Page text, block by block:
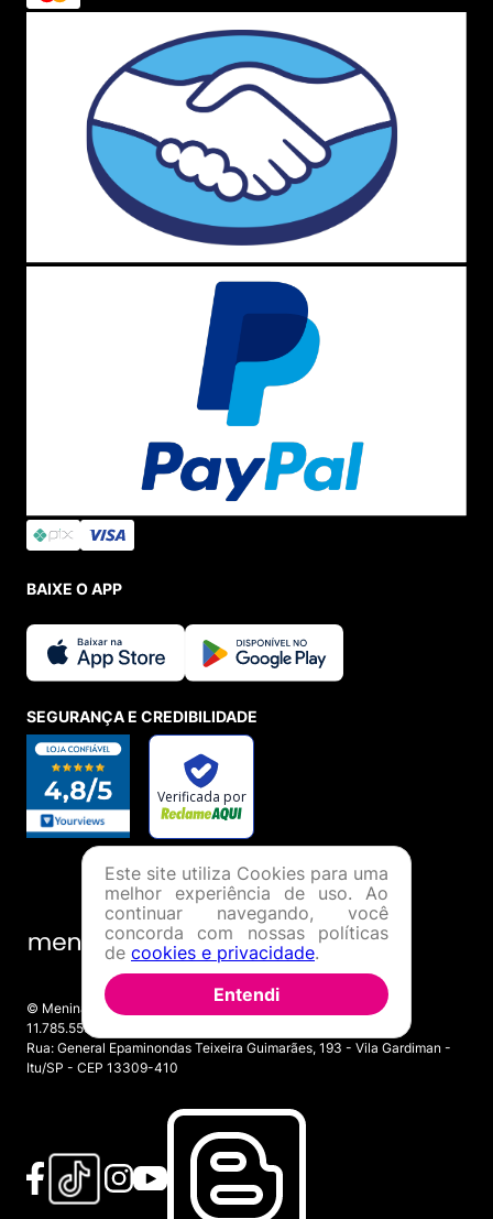
BAIXE O APP
SEGURANÇA E CREDIBILIDADE
© Menina Shoes Comércio de Modas Eireli - EPP CNPJ:
11.785.555/0001-02 | IE: 387.208.543.115
Rua: General Epaminondas Teixeira Guimarães, 193 - Vila Gardiman -
Itu/SP - CEP 13309-410
Este site utiliza Cookies para uma
melhor experiência de uso. Ao
continuar navegando, você
concorda com nossas políticas
de cookies e privacidade.
Entendi